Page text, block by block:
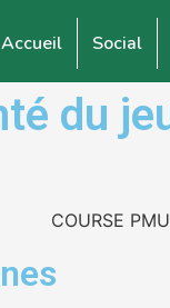
Accueil Social
du